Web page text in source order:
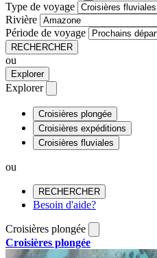
Type de voyage
Rivière
Période de voyage
RECHERCHER
ou
Explorer
Explorer
Croisières plongée
Croisières expéditions
Croisières fluviales
ou
RECHERCHER
Besoin d'aide?
Croisières plongée
Croisières plongée